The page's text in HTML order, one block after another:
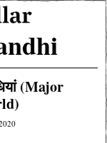
(Major